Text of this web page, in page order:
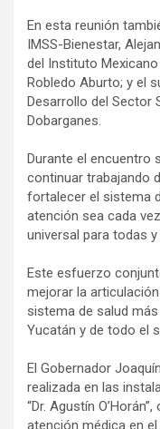
En esta reunión
IMSS-Bienestar,
del Instituto
Robledo Aburto; y el
Desarrollo del Sector
Dobarganes.
Durante el encuentro
continuar trabajando
fortalecer el sistema
atención sea cada
universal para todas
Este esfuerzo
mejorar la
sistema de salud
Yucatán y de todo el
El Gobernador
realizada en las
“Dr. Agustín
atención médica en